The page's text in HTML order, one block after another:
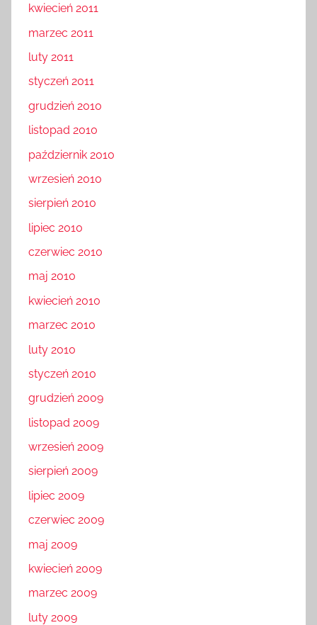
kwiecień 2011
marzec 2011
luty 2011
styczeń 2011
grudzień 2010
listopad 2010
październik 2010
wrzesień 2010
sierpień 2010
lipiec 2010
czerwiec 2010
maj 2010
kwiecień 2010
marzec 2010
luty 2010
styczeń 2010
grudzień 2009
listopad 2009
wrzesień 2009
sierpień 2009
lipiec 2009
czerwiec 2009
maj 2009
kwiecień 2009
marzec 2009
luty 2009